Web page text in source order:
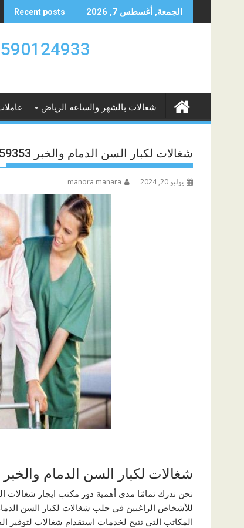
to
الجمعة, أغسطس 7, 2026 Recent posts
0590124933 -0580961342 عاملات بالشهر والساعه
شغالات بالشهر والساعه الرياض
شغالات لكبار السن الدمام والخبر 0596959353
يوليو 20, 2024 manora manara
شغالات لكبار السن الدمام والخبر
نحن ندرك تمامًا مدى أهمية دور مكتب ايجار شغالات
للأشخاص الراغبين في جلب شغالات لكبار السن الدمام
المكاتب التي تتيح لخدمات استقدام شغالات